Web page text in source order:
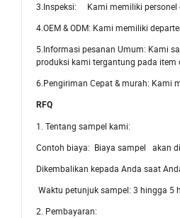
3.Inspeksi: Kami memiliki personel
4.OEM & ODM: Kami memiliki
5.Informasi pesanan Umum: Kami
produksi kami tergantung pada item
6.Pengiriman Cepat & murah: Kami
RFQ
1. Tentang sampel kami:
Contoh biaya: Biaya sampel akan
Dikembalikan kepada Anda saat
Waktu petunjuk sampel: 3 hingga 5
2. Pembayaran: